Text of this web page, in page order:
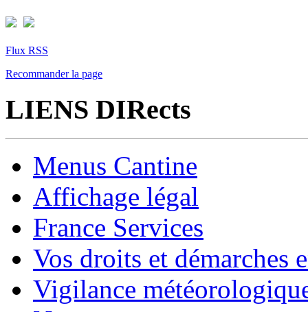
Flux RSS
Recommander la page
LIENS DIRects
Menus Cantine
Affichage légal
France Services
Vos droits et démarches
Vigilance